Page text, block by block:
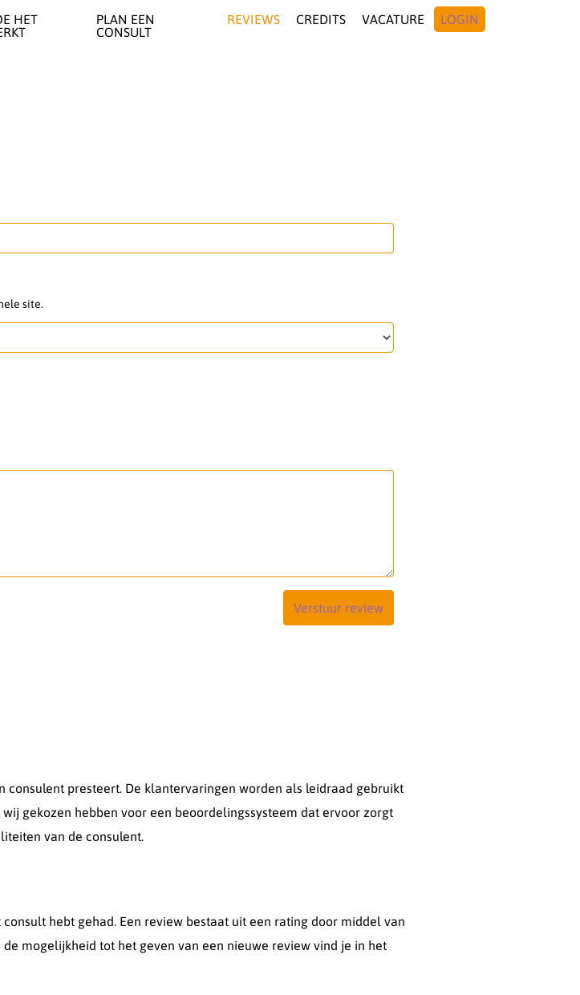
HET
PLAN EEN
CONSULT
REVIEWS CREDITS VACATURE LOGIN
site.
consulent presteert. De klantervaringen worden als leidraad gebruikt
gekozen hebben voor een beoordelingssysteem dat ervoor zorgt
van de consulent.
hebt gehad. Een review bestaat uit een rating door middel van
mogelijkheid tot het geven van een nieuwe review vind je in het